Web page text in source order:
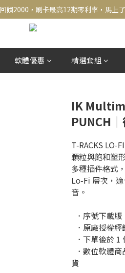
饋2000，刷卡最高12期零利率，馬上
饋2000，刷卡最高12期零利率，馬上
銀角零卡分期，輕鬆打包
饋2000，刷卡最高12期零利率，馬上
軟體優惠 精選套組
IK
PUNCH
T-RACKS
顆粒與飽和塑
多種插件格式
Lo‑Fi 層次，
音。
  ．序號下載版
．原廠授權經
．下單後於
貨